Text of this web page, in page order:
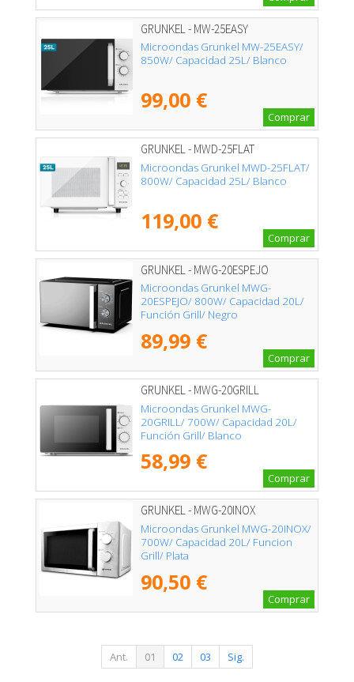
GRUNKEL - MW-25EASY
Microondas Grunkel MW-25EASY/
850W/ Capacidad 25L/ Blanco
99,00 €
Comprar
GRUNKEL - MWD-25FLAT
Microondas Grunkel MWD-25FLAT/
800W/ Capacidad 25L/ Blanco
119,00 €
Comprar
GRUNKEL - MWG-20ESPEJO
Microondas Grunkel MWG-
20ESPEJO/ 800W/ Capacidad 20L/
Función Grill/ Negro
89,99 €
Comprar
GRUNKEL - MWG-20GRILL
Microondas Grunkel MWG-
20GRILL/ 700W/ Capacidad 20L/
Función Grill/ Blanco
58,99 €
Comprar
GRUNKEL - MWG-20INOX
Microondas Grunkel MWG-20INOX/
700W/ Capacidad 20L/ Funcion
Grill/ Plata
90,50 €
Comprar
Ant. 01 02 03 Sig.